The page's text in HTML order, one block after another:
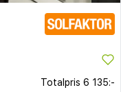
Totalpris 6 135:-